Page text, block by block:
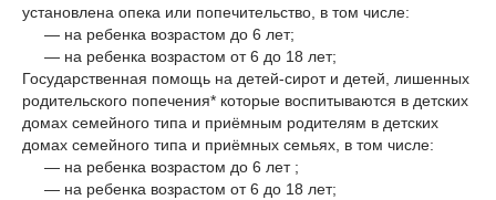
установлена опека или попечительство, в том числе:
— на ребенка возрастом до 6 лет;
— на ребенка возрастом от 6 до 18 лет;
Государственная помощь на детей-сирот и детей, лишенных
родительского попечения* которые воспитываются в детских
домах семейного типа и приёмным родителям в детских
домах семейного типа и приёмных семьях, в том числе:
— на ребенка возрастом до 6 лет ;
— на ребенка возрастом от 6 до 18 лет;